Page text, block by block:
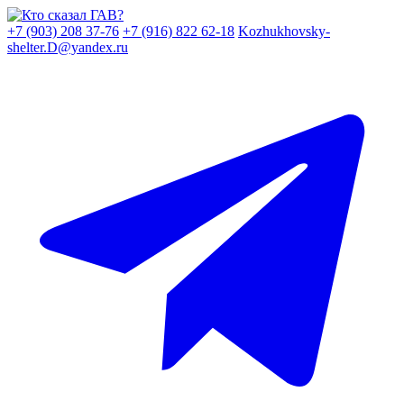
Skip
to
content
+7 (903) 208 37-76 +7 (916) 822 62-18 Kozhukhovsky-
shelter.D@yandex.ru